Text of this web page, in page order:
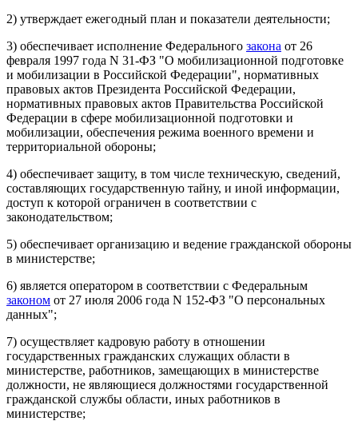
2) утверждает ежегодный план и показатели деятельности;
3) обеспечивает исполнение Федерального закона от 26
февраля 1997 года N 31-ФЗ "О мобилизационной подготовке
и мобилизации в Российской Федерации", нормативных
правовых актов Президента Российской Федерации,
нормативных правовых актов Правительства Российской
Федерации в сфере мобилизационной подготовки и
мобилизации, обеспечения режима военного времени и
территориальной обороны;
4) обеспечивает защиту, в том числе техническую, сведений,
составляющих государственную тайну, и иной информации,
доступ к которой ограничен в соответствии с
законодательством;
5) обеспечивает организацию и ведение гражданской обороны
в министерстве;
6) является оператором в соответствии с Федеральным
законом от 27 июля 2006 года N 152-ФЗ "О персональных
данных";
7) осуществляет кадровую работу в отношении
государственных гражданских служащих области в
министерстве, работников, замещающих в министерстве
должности, не являющиеся должностями государственной
гражданской службы области, иных работников в
министерстве;